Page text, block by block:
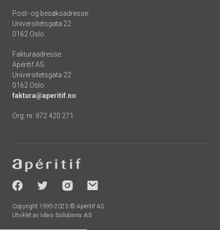
Post- og besøksadresse:
Universitetsgata 22
0162 Oslo
Fakturaadresse:
Apéritif AS
Universitetsgata 22
0162 Oslo
faktura@aperitif.no
Org. nr. 972 420 271
-
socials
Copyright 1995-2023 © Apéritif AS
Utviklet av Ideo Solutions AS